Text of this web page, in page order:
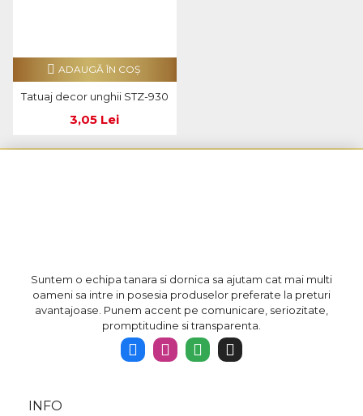
Tatuaj decor unghii STZ-930
3,05 Lei
ADAUGĂ ÎN COŞ
Suntem o echipa tanara si dornica sa ajutam cat mai multi
oameni sa intre in posesia produselor preferate la preturi
avantajoase. Punem accent pe comunicare, seriozitate,
promptitudine si transparenta.
INFO